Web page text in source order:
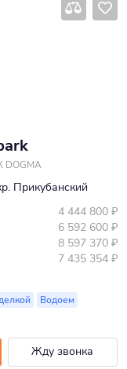
DOGMA
Прикубанский
4 444 800 ₽
6 592 600 ₽
8 597 370 ₽
7 435 354 ₽
Водоем
Жду звонка